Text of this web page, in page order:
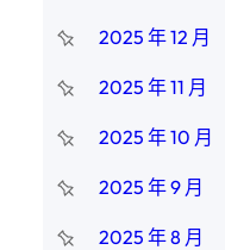
2025 年 12 月
2025 年 11 月
2025 年 10 月
2025 年 9 月
2025 年 8 月